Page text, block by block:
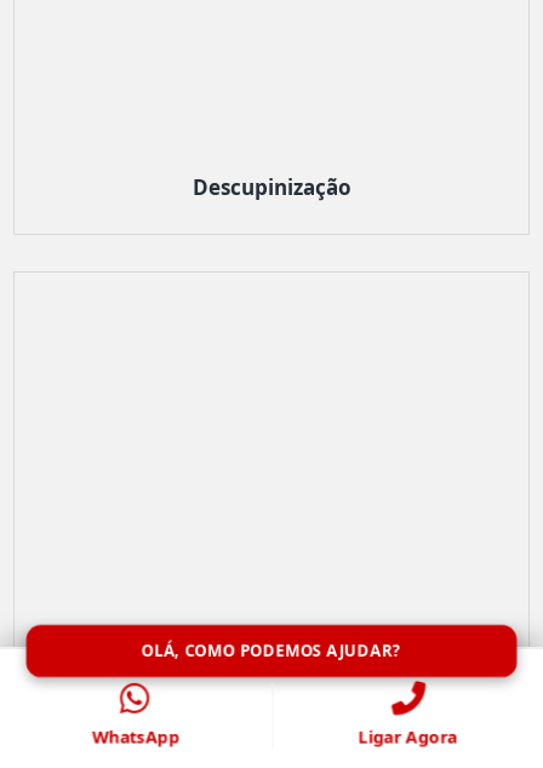
Descupinização
Limpeza de Caixa de Água
OLÁ, COMO PODEMOS AJUDAR?
WhatsApp Ligar Agora